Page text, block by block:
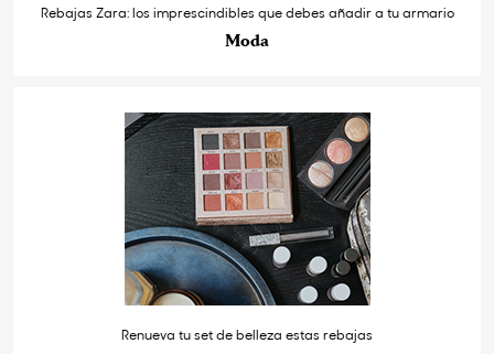
Rebajas Zara: los imprescindibles que debes añadir a tu armario
Moda
Renueva tu set de belleza estas rebajas